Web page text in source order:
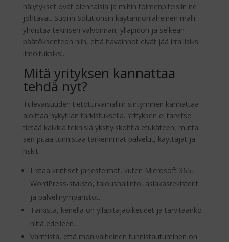
hälytykset ovat olennaisia ja mihin toimenpiteisiin ne
johtavat. Suomi Solutionsin käytännönläheinen malli
yhdistää teknisen valvonnan, ylläpidon ja selkeän
päätöksenteon niin, että havainnot eivät jää irrallisiksi
ilmoituksiksi.
Mitä yrityksen kannattaa
tehdä nyt?
Tulevaisuuden tietoturvamalliin siirtyminen kannattaa
aloittaa nykytilan tarkistuksella. Yrityksen ei tarvitse
tietää kaikkia teknisiä yksityiskohtia etukäteen, mutta
sen pitää tunnistaa tärkeimmät palvelut, käyttäjät ja
riskit.
Listaa kriittiset järjestelmät, kuten Microsoft 365,
WordPress-sivusto, taloushallinto, asiakasrekisterit
ja palvelinympäristöt.
Tarkista, kenellä on ylläpitäjäoikeudet ja tarvitaanko
niitä edelleen.
Varmista, että monivaiheinen tunnistautuminen on